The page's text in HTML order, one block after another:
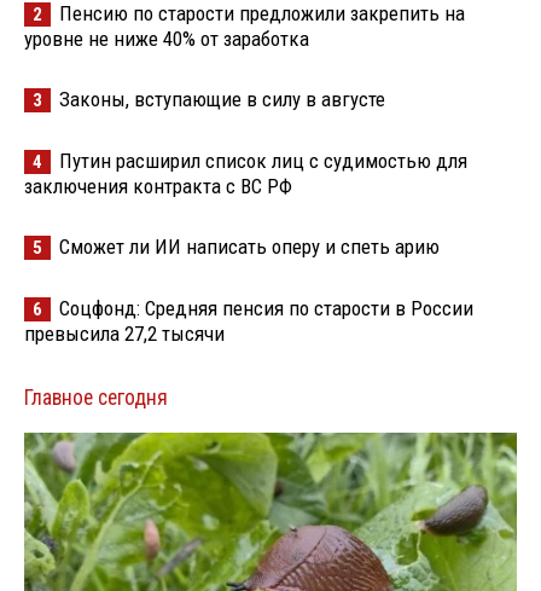
2
Пенсию по старости предложили закрепить на
уровне не ниже 40% от заработка
3 Законы, вступающие в силу в августе
4
Путин расширил список лиц с судимостью для
заключения контракта с ВС РФ
5 Сможет ли ИИ написать оперу и спеть арию
6
Соцфонд: Средняя пенсия по старости в России
превысила 27,2 тысячи
Главное сегодня